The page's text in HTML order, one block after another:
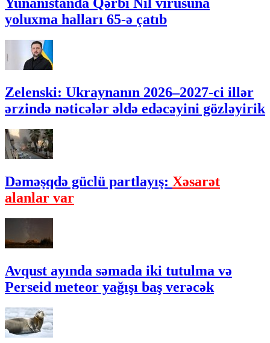
Yunanıstanda Qərbi Nil virusuna
yoluxma halları 65-ə çatıb
Zelenski: Ukraynanın 2026–2027-ci illər
ərzində nəticələr əldə edəcəyini gözləyirik
Dəməşqdə güclü partlayış: Xəsarət
alanlar var
Avqust ayında səmada iki tutulma və
Perseid meteor yağışı baş verəcək